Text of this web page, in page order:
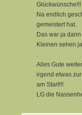
Glückwünsche!!!
Na endlich
gemeistert hat.
Das war ja
Kleinen sehen
Alles Gute
irgend etwas
am Start!!!
LG die